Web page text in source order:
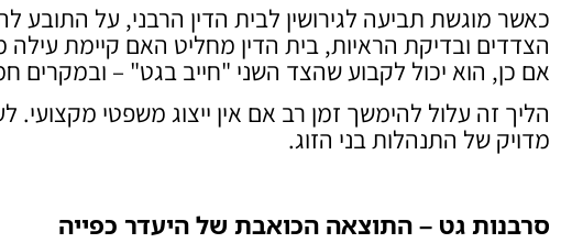
כאשר מוגשת תביעה לגירושין לבית הדין הרבני, על
הצדדים ובדיקת הראיות, בית הדין מחליט האם קיימת עילה
אם כן, הוא יכול לקבוע שהצד השני "חייב בגט" – ובמקרים
הליך זה עלול להימשך זמן רב אם אין ייצוג משפטי מקצועי.
מדויק של התנהלות בני הזוג.
סרבנות גט – התוצאה הכואבת של היעדר כפייה